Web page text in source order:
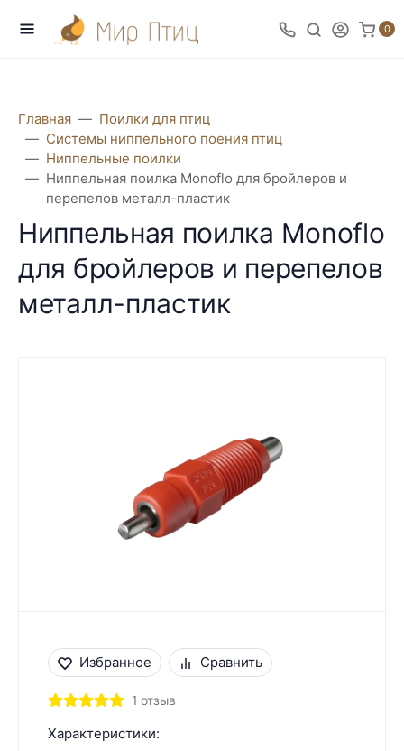
0
Главная
Поилки для птиц
Системы ниппельного поения птиц
Ниппельные поилки
Ниппельная поилка Monoflo для бройлеров и
перепелов металл-пластик
Ниппельная поилка Monoflo
для бройлеров и перепелов
металл-пластик
Избранное Сравнить
1 отзыв
Характеристики: